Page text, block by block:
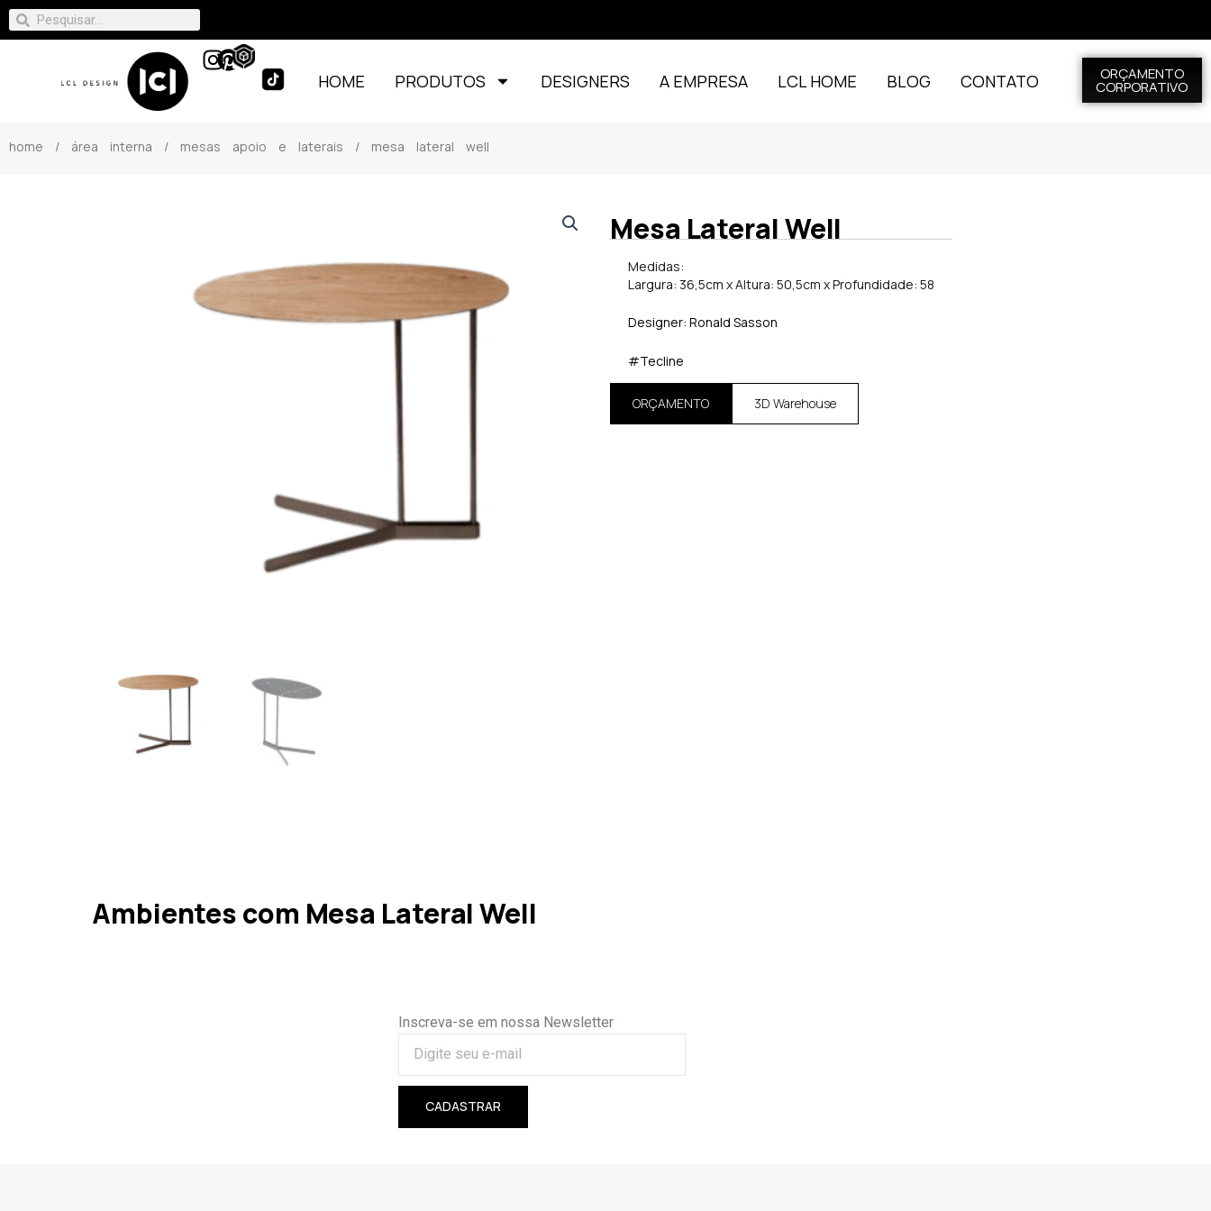
HOME PRODUTOS DESIGNERS A EMPRESA LCL HOME BLOG CONTATO ORÇAMENTO
CORPORATIVO
home / área interna / mesas apoio e laterais / mesa lateral well
Mesa Lateral Well
Medidas:
Largura: 36,5cm x Altura: 50,5cm x Profundidade: 58
Designer: Ronald Sasson
#Tecline
ORÇAMENTO 3D Warehouse
Ambientes com Mesa Lateral Well
Inscreva-se em nossa Newsletter
CADASTRAR